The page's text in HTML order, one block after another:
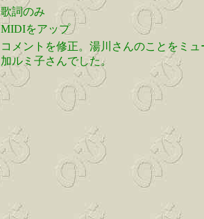
歌詞のみ
MIDIをアップ
コメントを修正。湯川さんのことをミ
加ルミ子さんでした。